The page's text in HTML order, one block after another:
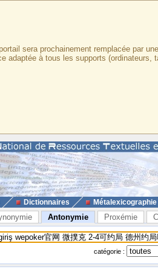
sera prochainement remplacée par
adaptée à tous les supports (ordinateurs,
Dictionnaires Métalexicographie
Antonymie Proxémie
catégorie :